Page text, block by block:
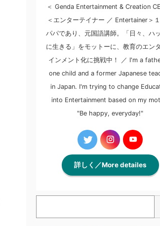
＜ Genda Entertainment & Creation
＜エンターテイナー ／ Entertainer＞
パパであり、元国語講師。「日々、ハ
に生きる」をモットーに、教育のエン
インメント化に挑戦中！ ／ I'm a
one child and a former Japanese
in Japan. I'm trying to change
into Entertainment based on my
"Be happy, everyday!"
詳しく／More detailes